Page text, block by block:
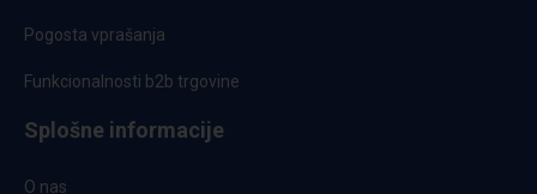
Pogosta vprašanja
Funkcionalnosti b2b trgovine
Splošne informacije
O nas